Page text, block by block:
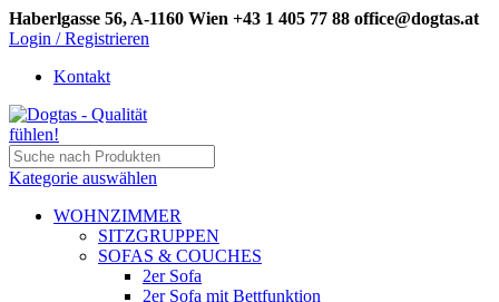
Haberlgasse 56, A-1160 Wien +43 1 405 77 88 office@dogtas.at
Login / Registrieren
Kontakt
Kategorie auswählen
WOHNZIMMER
SITZGRUPPEN
SOFAS & COUCHES
2er Sofa
2er Sofa mit Bettfunktion